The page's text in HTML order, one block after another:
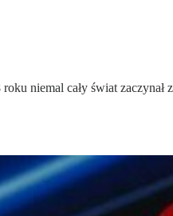
niemal cały świat